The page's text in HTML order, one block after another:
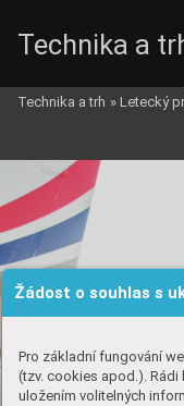
Žádost o souhlas s
Pro základní fungování
(tzv. cookies apod.).
uložením volitelných
Technika a
Technika a trh » Letecký